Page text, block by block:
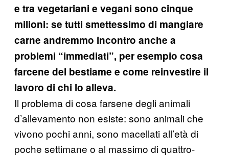
e tra vegetariani e vegani sono cinque
milioni: se tutti smettessimo di mangiare
carne andremmo incontro anche a
problemi “immediati”, per esempio cosa
farcene del bestiame e come reinvestire il
lavoro di chi lo alleva.
Il problema di cosa farsene degli animali
d’allevamento non esiste: sono animali che
vivono pochi anni, sono macellati all’età di
poche settimane o al massimo di quattro-